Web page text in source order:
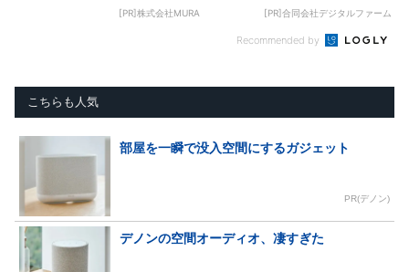
[PR]株式会社MURA [PR]合同会社デジタルファーム
Recommended by
こちらも人気
部屋を一瞬で没入空間にするガジェット
PR(デノン)
デノンの空間オーディオ、凄すぎた